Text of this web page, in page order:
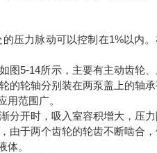
压力脉动可以控制在1%以内
图5-14所示，主要有主动齿轮
的轮轴分别装在两泵盖上的轴
范围广。
分开时，吸入室容积增大，压
由于两个齿轮的轮齿不断啮合
体。